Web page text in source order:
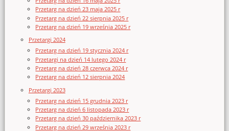
Przetarg na dzień 23 maja 2025 r
Przetarg na dzień 22 sierpnia 2025 r
Przetarg na dzień 19 września 2025 r
Przetargi 2024
Przetarg na dzień 19 stycznia 2024 r
Przetargi na dzień 14 lutego 2024 r
Przetarg na dzień 28 czerwca 2024 r
Przetarg na dzień 12 sierpnia 2024
Przetargi 2023
Przetarg na dzień 15 grudnia 2023 r
Przetarg na dzień 6 listopada 2023 r
Przetarg na dzień 30 października 2023 r
Przetarg na dzień 29 września 2023 r